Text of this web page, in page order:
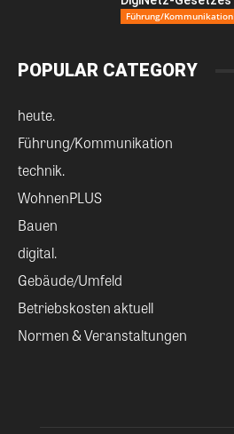
Führung/Kommunikation
POPULAR CATEGORY
heute.
Führung/Kommunikation
technik.
WohnenPLUS
Bauen
digital.
Gebäude/Umfeld
Betriebskosten aktuell
Normen & Veranstaltungen